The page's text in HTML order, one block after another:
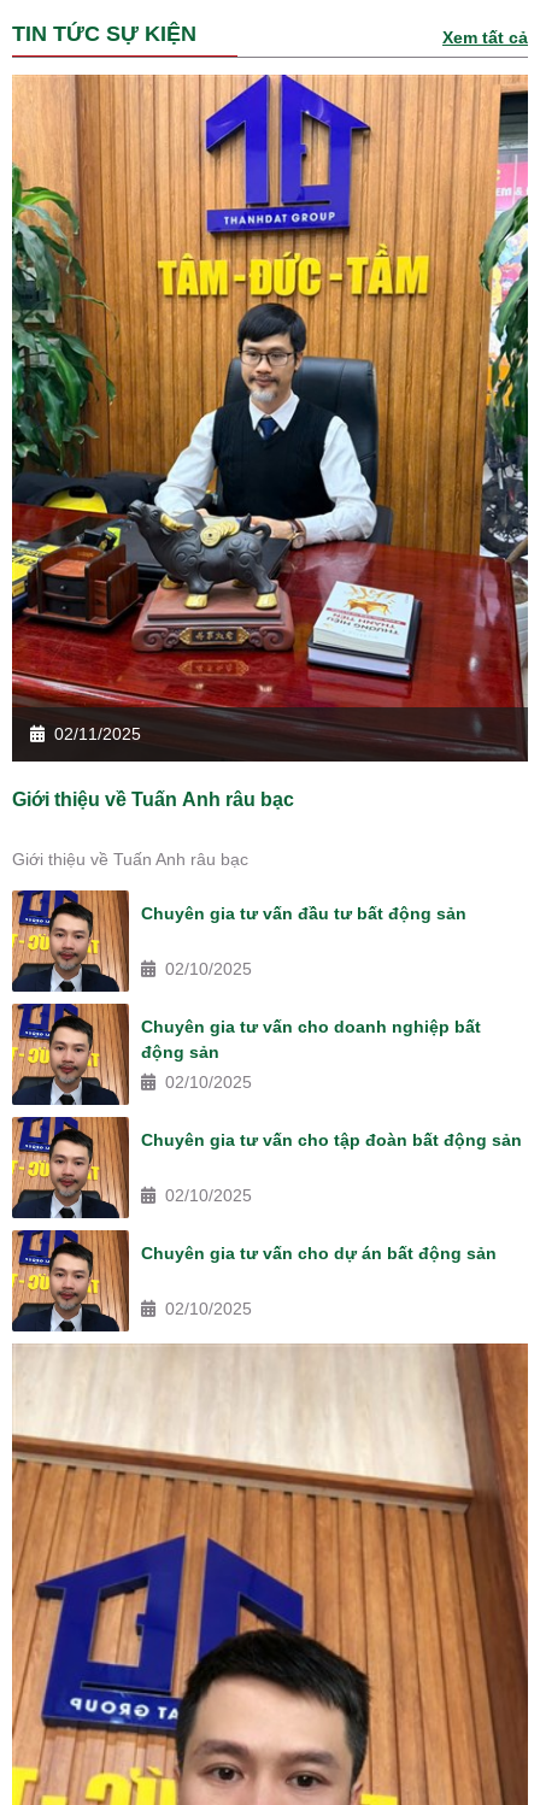
TIN TỨC SỰ KIỆN Xem tất cả
02/11/2025
Giới thiệu về Tuấn Anh râu bạc
Giới thiệu về Tuấn Anh râu bạc
Chuyên gia tư vấn đầu tư bất động sản
02/10/2025
Chuyên gia tư vấn cho doanh nghiệp bất
động sản
02/10/2025
Chuyên gia tư vấn cho tập đoàn bất động sản
02/10/2025
Chuyên gia tư vấn cho dự án bất động sản
02/10/2025